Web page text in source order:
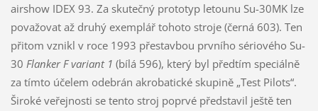
airshow IDEX 93. Za skutečný prototyp letounu Su-30MK lze
považovat až druhý exemplář tohoto stroje (černá 603). Ten
přitom vznikl v roce 1993 přestavbou prvního sériového Su-
30 Flanker F variant 1 (bílá 596), který byl předtím speciálně
za tímto účelem odebrán akrobatické skupině „Test Pilots“.
Široké veřejnosti se tento stroj poprvé představil ještě ten